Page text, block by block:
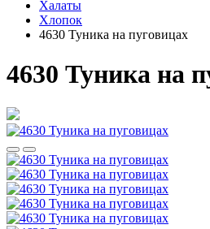
Халаты
Хлопок
4630 Туника на пуговицах
4630 Туника на